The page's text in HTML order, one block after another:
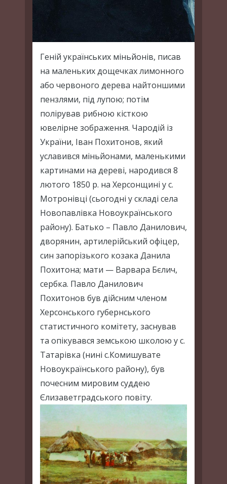
Геній українських міньйонів, писав
на маленьких дощечках лимонного
або червоного дерева найтоншими
пензлями, під лупою; потім
полірував рибною кісткою
ювелірне зображення. Чародій із
України, Іван Похитонов, який
уславився міньйонами, маленькими
картинами на дереві, народився 8
лютого 1850 р. на Херсонщині у с.
Мотронівці (сьогодні у складі села
Новопавлівка Новоукраїнського
району). Батько – Павло Данилович,
дворянин, артилерійський офіцер,
син запорізького козака Данила
Похитона; мати — Варвара Бєлич,
сербка. Павло Данилович
Похитонов був дійсним членом
Херсонського губернського
статистичного комітету, заснував
та опікувався земською школою у с.
Татарівка (нині с.Комишувате
Новоукраїнського району), був
почесним мировим суддею
Єлизаветградського повіту.